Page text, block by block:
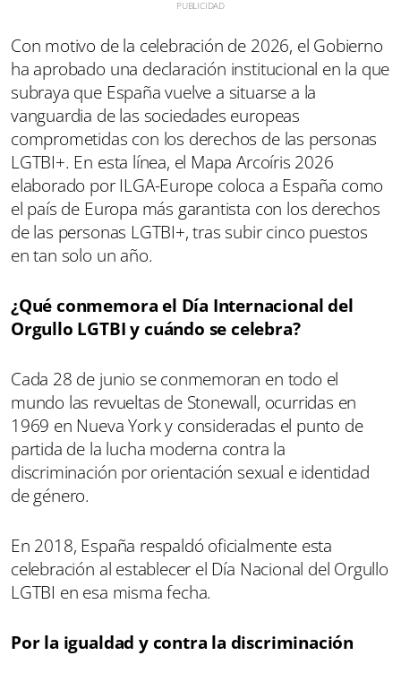
Con motivo de la celebración de 2026, el Gobierno
ha aprobado una declaración institucional en la que
subraya que España vuelve a situarse a la
vanguardia de las sociedades europeas
comprometidas con los derechos de las personas
LGTBI+. En esta línea, el Mapa Arcoíris 2026
elaborado por ILGA-Europe coloca a España como
el país de Europa más garantista con los derechos
de las personas LGTBI+, tras subir cinco puestos
en tan solo un año.
¿Qué conmemora el Día Internacional del
Orgullo LGTBI y cuándo se celebra?
Cada 28 de junio se conmemoran en todo el
mundo las revueltas de Stonewall, ocurridas en
1969 en Nueva York y consideradas el punto de
partida de la lucha moderna contra la
discriminación por orientación sexual e identidad
de género.
En 2018, España respaldó oficialmente esta
celebración al establecer el Día Nacional del Orgullo
LGTBI en esa misma fecha.
Por la igualdad y contra la discriminación